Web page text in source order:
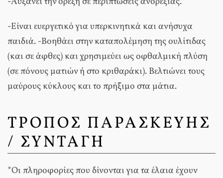
-Είναι ευεργετικό για υπερκινητικά και ανήσυχα
παιδιά. -Βοηθάει στην καταπολέμηση της ουλίτιδας
(και σε άφθες) και χρησιμεύει ως οφθαλμική πλύση
(σε πόνους ματιών ή στο κριθαράκι). Βελτιώνει τους
μαύρους κύκλους και το πρήξιμο στα μάτια.
ΤΡΟΠΟΣ ΠΑΡΑΣΚΕΥΗΣ
/ ΣΥΝΤΑΓΗ
*Οι πληροφορίες που δίνονται για τα έλαια έχουν